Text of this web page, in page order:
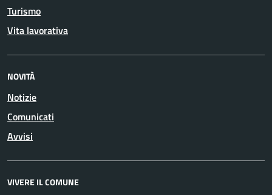
Turismo
Vita lavorativa
NOVITÀ
Notizie
Comunicati
Avvisi
VIVERE IL COMUNE